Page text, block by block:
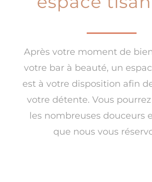
Après votre moment de
votre bar à beauté, un
est à votre disposition afin
votre détente. Vous
les nombreuses douceurs
que nous vous